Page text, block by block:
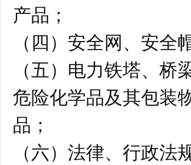
产品；
（四）安全网、安
（五）电力铁塔、
危险化学品及其包装
品；
（六）法律、行政